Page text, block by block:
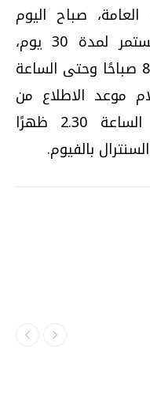
العامة، صباح اليوم
الثلاثاء 16 يوليو 2019م، وتستمر لمدة 30 يوم،
وتقدم الطلبات من الساعة 8.30 صباحًا وحتى الساعة
موعد الاطلاع من
الساعة 12.30 ظهرًا وحتى الساعة 2.30 ظهرًا
بالفيوم.